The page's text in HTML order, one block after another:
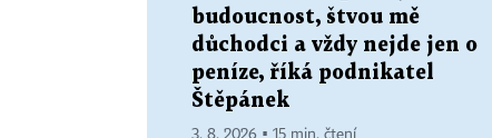
budoucnost, štvou mě
důchodci a vždy nejde jen o
peníze, říká podnikatel
Štěpánek
3. 8. 2026 ▪ 15 min. čtení